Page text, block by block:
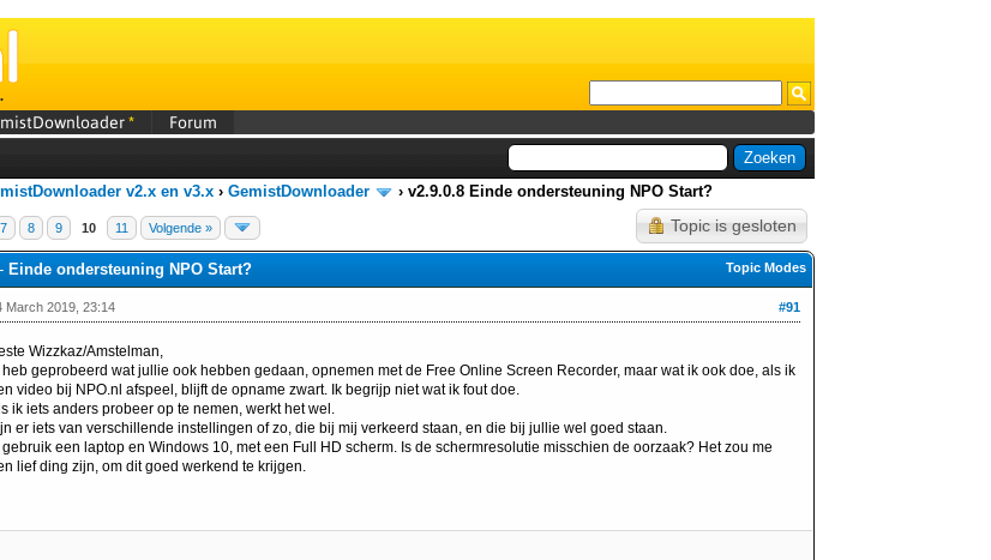
* Forum
v2.x en v3.x › GemistDownloader › v2.9.0.8 Einde ondersteuning NPO Start?
7 8 9 10 11 Volgende » Topic is gesloten
Topic Modes
Einde ondersteuning NPO Start?
#91
March 2019, 23:14
Wizzkaz/Amstelman,
heb geprobeerd wat jullie ook hebben gedaan, opnemen met de Free Online Screen Recorder, maar wat ik ook doe, als ik
video bij NPO.nl afspeel, blijft de opname zwart. Ik begrijp niet wat ik fout doe.
ik iets anders probeer op te nemen, werkt het wel.
er iets van verschillende instellingen of zo, die bij mij verkeerd staan, en die bij jullie wel goed staan.
gebruik een laptop en Windows 10, met een Full HD scherm. Is de schermresolutie misschien de oorzaak? Het zou me
lief ding zijn, om dit goed werkend te krijgen.